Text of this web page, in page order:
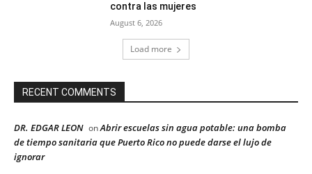
contra las mujeres
August 6, 2026
Load more
RECENT COMMENTS
DR. EDGAR LEON onAbrir escuelas sin agua potable: una bomba
de tiempo sanitaria que Puerto Rico no puede darse el lujo de
ignorar